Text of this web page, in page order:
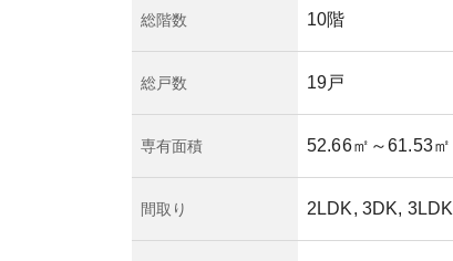
総階数 10階
総戸数 19戸
専有面積 52.66㎡ ～61.53㎡
間取り 2LDK, 3DK, 3LDK